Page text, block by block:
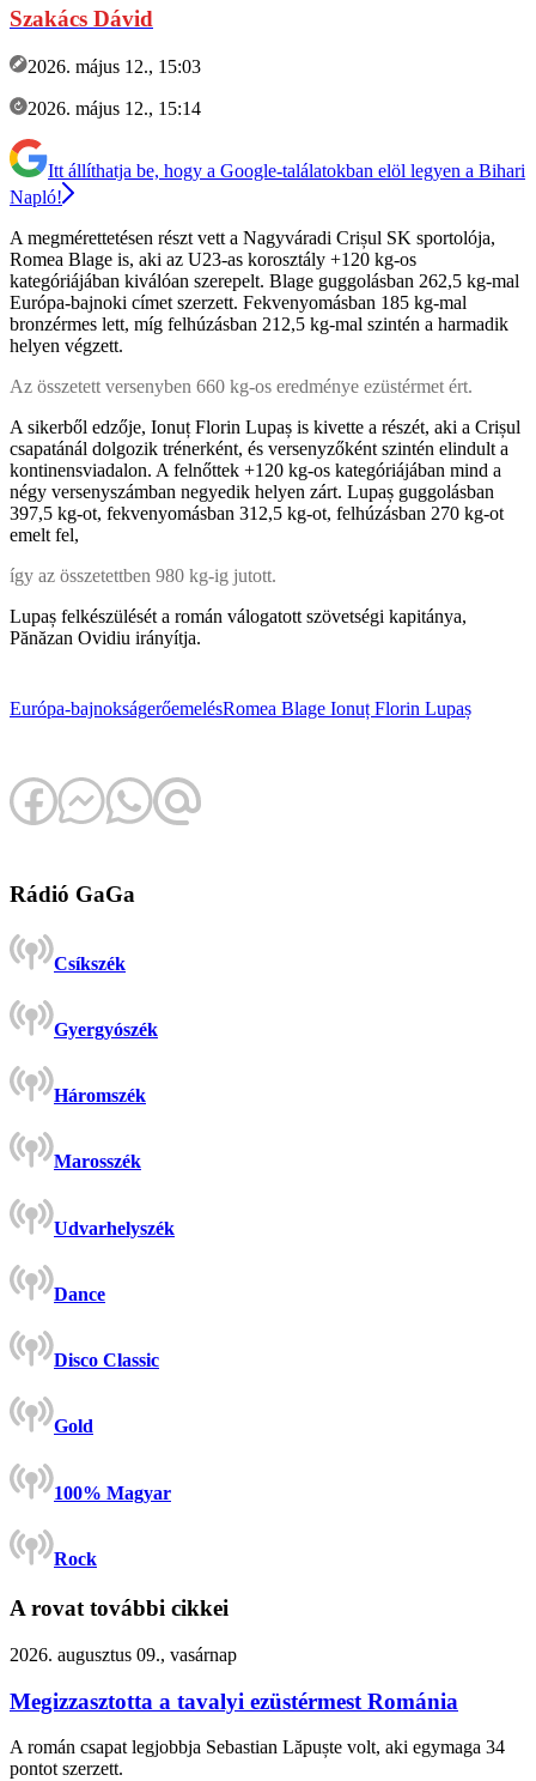
Szakács Dávid
2026. május 12., 15:03
2026. május 12., 15:14
Itt állíthatja be, hogy a Google-találatokban elöl legyen a Bihari
Napló!
A megmérettetésen részt vett a Nagyváradi Crișul SK sportolója,
Romea Blage is, aki az U23-as korosztály +120 kg-os
kategóriájában kiválóan szerepelt. Blage guggolásban 262,5 kg-mal
Európa-bajnoki címet szerzett. Fekvenyomásban 185 kg-mal
bronzérmes lett, míg felhúzásban 212,5 kg-mal szintén a harmadik
helyen végzett.
Az összetett versenyben 660 kg-os eredménye ezüstérmet ért.
A sikerből edzője, Ionuț Florin Lupaș is kivette a részét, aki a Crișul
csapatánál dolgozik trénerként, és versenyzőként szintén elindult a
kontinensviadalon. A felnőttek +120 kg-os kategóriájában mind a
négy versenyszámban negyedik helyen zárt. Lupaș guggolásban
397,5 kg-ot, fekvenyomásban 312,5 kg-ot, felhúzásban 270 kg-ot
emelt fel,
így az összetettben 980 kg-ig jutott.
Lupaș felkészülését a román válogatott szövetségi kapitánya,
Pănăzan Ovidiu irányítja.
Európa-bajnokságerőemelésRomea Blage Ionuț Florin Lupaș
Rádió GaGa
Csíkszék
Gyergyószék
Háromszék
Marosszék
Udvarhelyszék
Dance
Disco Classic
Gold
100% Magyar
Rock
A rovat további cikkei
2026. augusztus 09., vasárnap
Megizzasztotta a tavalyi ezüstérmest Románia
A román csapat legjobbja Sebastian Lăpuște volt, aki egymaga 34
pontot szerzett.